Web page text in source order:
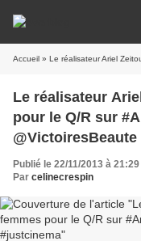
Accueil » Le réalisateur Ariel Zeitoun
Le réalisateur
pour le Q/R sur
Publié le 22/11/2013 à 21:29
Par celinecrespin